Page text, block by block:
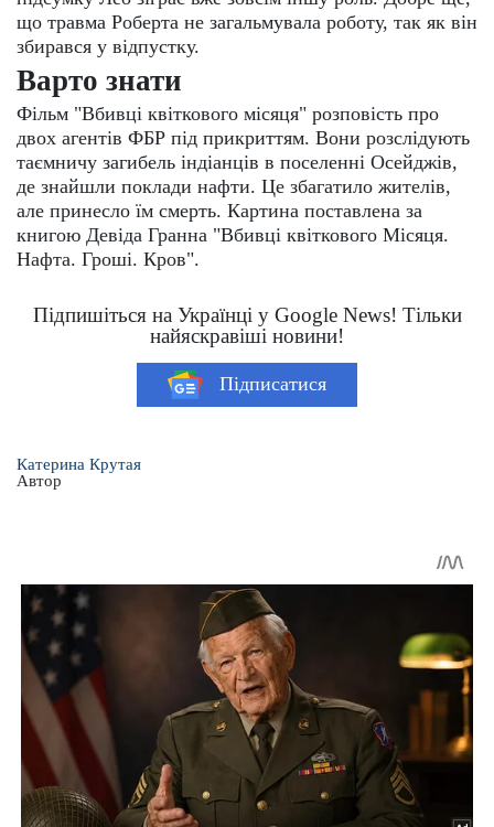
що травма Роберта не загальмувала роботу, так як він
збирався у відпустку.
Варто знати
Фільм "Вбивці квіткового місяця" розповість про
двох агентів ФБР під прикриттям. Вони розслідують
таємничу загибель індіанців в поселенні Осейджів,
де знайшли поклади нафти. Це збагатило жителів,
але принесло їм смерть. Картина поставлена за
книгою Девіда Гранна "Вбивці квіткового Місяця.
Нафта. Гроші. Кров".
Підпишіться на Українці у Google News! Тільки
найяскравіші новини!
Підписатися
Катерина Крутая
Автор